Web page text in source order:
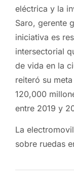
eléctrica y la
Saro, gerente
iniciativa es
intersectorial
de vida en la
reiteró su
120,000
entre 2019 y
La
sobre ruedas